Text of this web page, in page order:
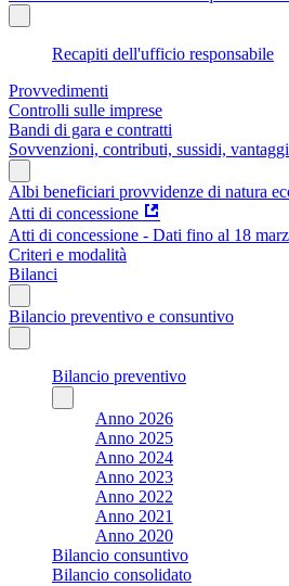
Recapiti dell'ufficio responsabile
Provvedimenti
Controlli sulle imprese
Bandi di gara e contratti
Sovvenzioni, contributi, sussidi,
Albi beneficiari provvidenze di natura
Atti di concessione
Atti di concessione - Dati fino al 18
Criteri e modalità
Bilanci
Bilancio preventivo e consuntivo
Bilancio preventivo
Anno 2026
Anno 2025
Anno 2024
Anno 2023
Anno 2022
Anno 2021
Anno 2020
Bilancio consuntivo
Bilancio consolidato